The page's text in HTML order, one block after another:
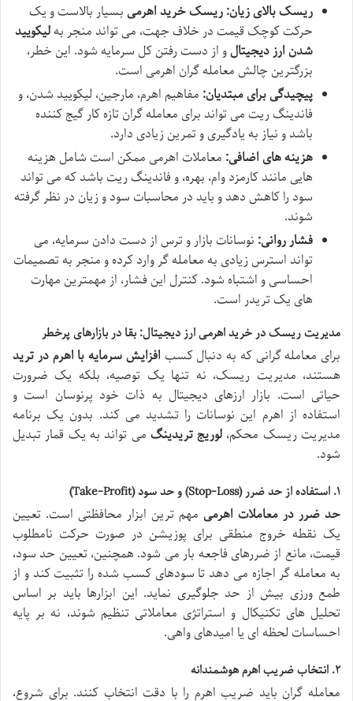
ریسک بالای زیان:ریسک خرید اهرمیبسیار بالاست و یک
حرکت کوچک قیمت در خلاف جهت، می تواند منجر بهلیکویید
شدن ارز دیجیتالو از دست رفتن کل سرمایه شود. این خطر،
بزرگترین چالش معامله گران اهرمی است.
پیچیدگی برای مبتدیان: مفاهیم اهرم، مارجین، لیکویید شدن، و
فاندینگ ریت می تواند برای معامله گران تازه کار گیج کننده
باشد و نیاز به یادگیری و تمرین زیادی دارد.
هزینه های اضافی: معاملات اهرمی ممکن است شامل هزینه
هایی مانند کارمزد وام، بهره، و فاندینگ ریت باشد که می تواند
سود را کاهش دهد و باید در محاسبات سود و زیان در نظر گرفته
شوند.
فشار روانی: نوسانات بازار و ترس از دست دادن سرمایه، می
تواند استرس زیادی به معامله گر وارد کرده و منجر به تصمیمات
احساسی و اشتباه شود. کنترل این فشار، از مهمترین مهارت
های یک تریدر است.
مدیریت ریسک در خرید اهرمی ارز دیجیتال: بقا در بازارهای پرخطر
برای معامله گرانی که به دنبال کسب افزایش سرمایه با اهرم در ترید
هستند، مدیریت ریسک، نه تنها یک توصیه، بلکه یک ضرورت
حیاتی است. بازار ارزهای دیجیتال به ذات خود پرنوسان است و
استفاده از اهرم این نوسانات را تشدید می کند. بدون یک برنامه
مدیریت ریسک محکم، لوریج تریدینگ می تواند به یک قمار تبدیل
شود.
۱. استفاده از حد ضرر (Stop-Loss) و حد سود (Take-Profit)
حد ضرر در معاملات اهرمی مهم ترین ابزار محافظتی است. تعیین
یک نقطه خروج منطقی برای پوزیشن در صورت حرکت نامطلوب
قیمت، مانع از ضررهای فاجعه بار می شود. همچنین، تعیین حد سود،
به معامله گر اجازه می دهد تا سودهای کسب شده را تثبیت کند و از
طمع ورزی بیش از حد جلوگیری نماید. این ابزارها باید بر اساس
تحلیل های تکنیکال و استراتژی معاملاتی تنظیم شوند، نه بر پایه
احساسات لحظه ای یا امیدهای واهی.
۲. انتخاب ضریب اهرم هوشمندانه
معامله گران باید ضریب اهرم را با دقت انتخاب کنند. برای شروع،